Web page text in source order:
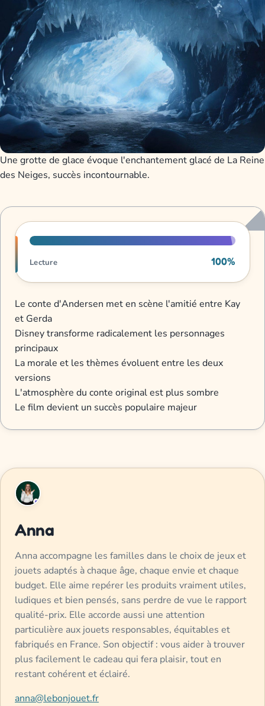
Une grotte de glace évoque l'enchantement glacé de La Reine
des Neiges, succès incontournable.
Progression de lecture
Lecture 100%
Le conte d'Andersen met en scène l'amitié entre Kay
et Gerda
Disney transforme radicalement les personnages
principaux
La morale et les thèmes évoluent entre les deux
versions
L'atmosphère du conte original est plus sombre
Le film devient un succès populaire majeur
Anna
Anna accompagne les familles dans le choix de jeux et
jouets adaptés à chaque âge, chaque envie et chaque
budget. Elle aime repérer les produits vraiment utiles,
ludiques et bien pensés, sans perdre de vue le rapport
qualité-prix. Elle accorde aussi une attention
particulière aux jouets responsables, équitables et
fabriqués en France. Son objectif : vous aider à trouver
plus facilement le cadeau qui fera plaisir, tout en
restant cohérent et éclairé.
anna@lebonjouet.fr